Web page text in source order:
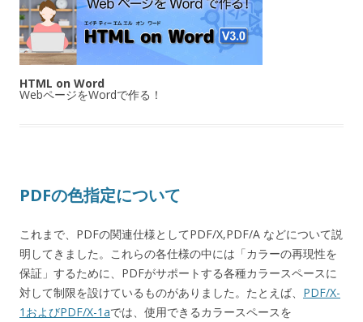
HTML on Word
WebページをWordで作る！
PDFの色指定について
これまで、PDFの関連仕様としてPDF/X,PDF/A などについて説
明してきました。これらの各仕様の中には「カラーの再現性を
保証」するために、PDFがサポートする各種カラースペースに
対して制限を設けているものがありました。たとえば、 PDF/X-
1およびPDF/X-1aでは、使用できるカラースペースを